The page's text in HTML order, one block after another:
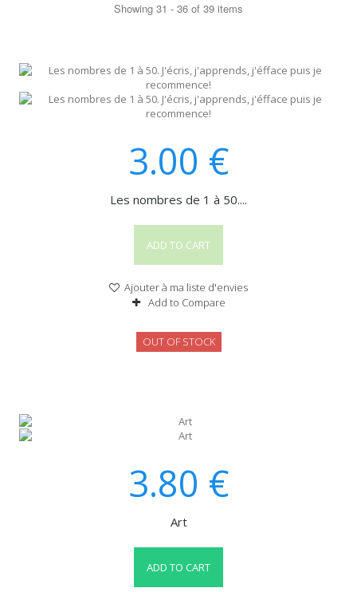
Showing 31 - 36 of 39 items
3.00 €
Les nombres de 1 à 50....
ADD TO CART
Ajouter à ma liste d'envies
Add to Compare
OUT OF STOCK
3.80 €
Art
ADD TO CART